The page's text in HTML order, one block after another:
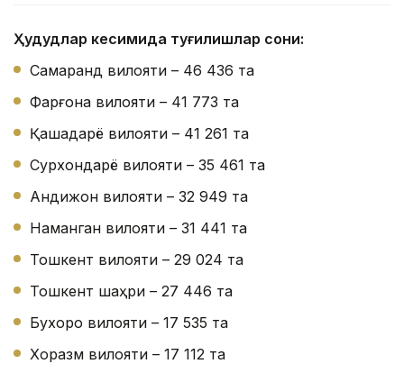
Ҳудудлар кесимида туғилишлар сони:
Самарқанд вилояти – 46 436 та
Фарғона вилояти – 41 773 та
Қашқадарё вилояти – 41 261 та
Сурхондарё вилояти – 35 461 та
Андижон вилояти – 32 949 та
Наманган вилояти – 31 441 та
Тошкент вилояти – 29 024 та
Тошкент шаҳри – 27 446 та
Бухоро вилояти – 17 535 та
Хоразм вилояти – 17 112 та